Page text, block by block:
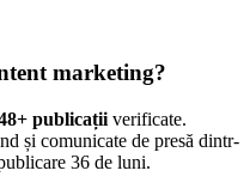
marketing?
+ publicații verificate.
și comunicate de presă dintr-
36 de luni.